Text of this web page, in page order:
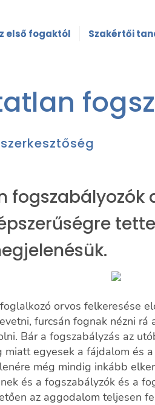
első fogaktól Szakértői
fogszabályozók
orvos felkeresése
furcsán fognak nézni rá
Bár a fogszabályzás az
miatt egyesek a fájdalom és
még mindig inkább
és a fogszabályzók és a
az aggodalom teljesen